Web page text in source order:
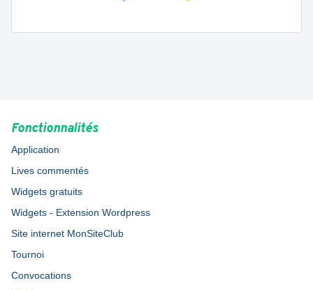
Fonctionnalités
Application
Lives commentés
Widgets gratuits
Widgets - Extension Wordpress
Site internet MonSiteClub
Tournoi
Convocations